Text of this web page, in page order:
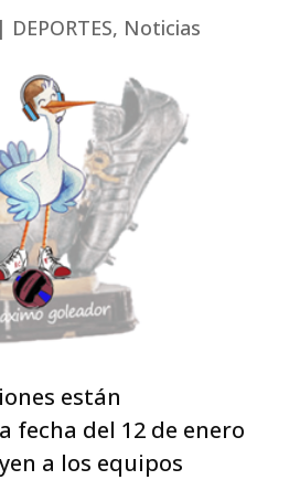
DEPORTES, Noticias
están
fecha del 12 de enero
a los equipos